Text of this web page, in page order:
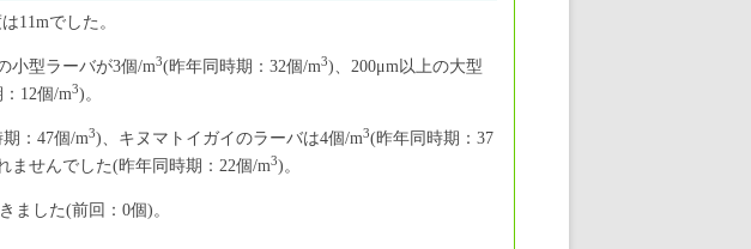
11mでした。
小型ラーバが3個/m3(昨年同時期：32個/m3)、200μm以上の大型
12個/m3)。
：47個/m3)、キヌマトイガイのラーバは4個/m3(昨年同時期：37
ませんでした(昨年同時期：22個/m3)。
ました(前回：0個)。